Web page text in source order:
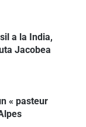
a la India,
Jacobea
« pasteur